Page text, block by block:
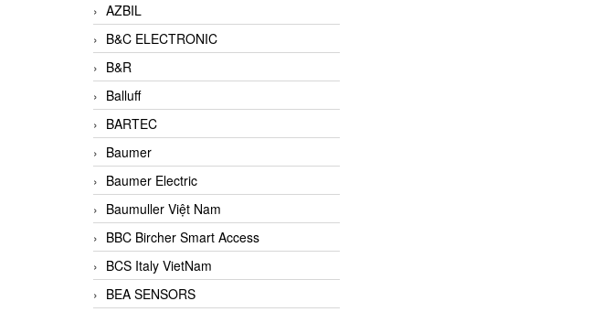
AZBIL
B&C ELECTRONIC
B&R
Balluff
BARTEC
Baumer
Baumer Electric
Baumuller Việt Nam
BBC Bircher Smart Access
BCS Italy VietNam
BEA SENSORS